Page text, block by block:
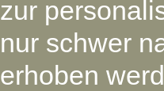
zur
nur schwer
erhoben